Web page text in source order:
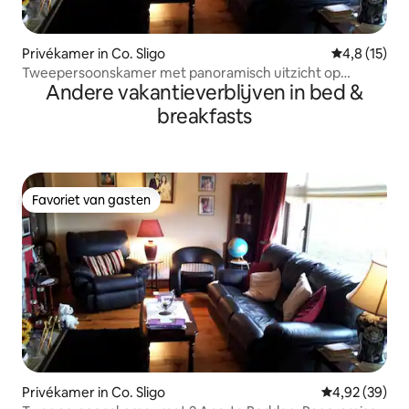
Privékamer in Co. Sligo
4,8 (15)
Tweepersoonskamer met panoramisch uitzicht op
oceaan en bergen
Andere vakantieverblijven in bed &
breakfasts
Favoriet van gasten
Favoriet van gasten
Privékamer in Co. Sligo Gemiddelde
4,92 (39)